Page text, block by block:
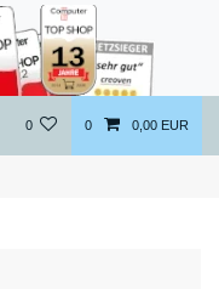
0 0 0,00 EUR